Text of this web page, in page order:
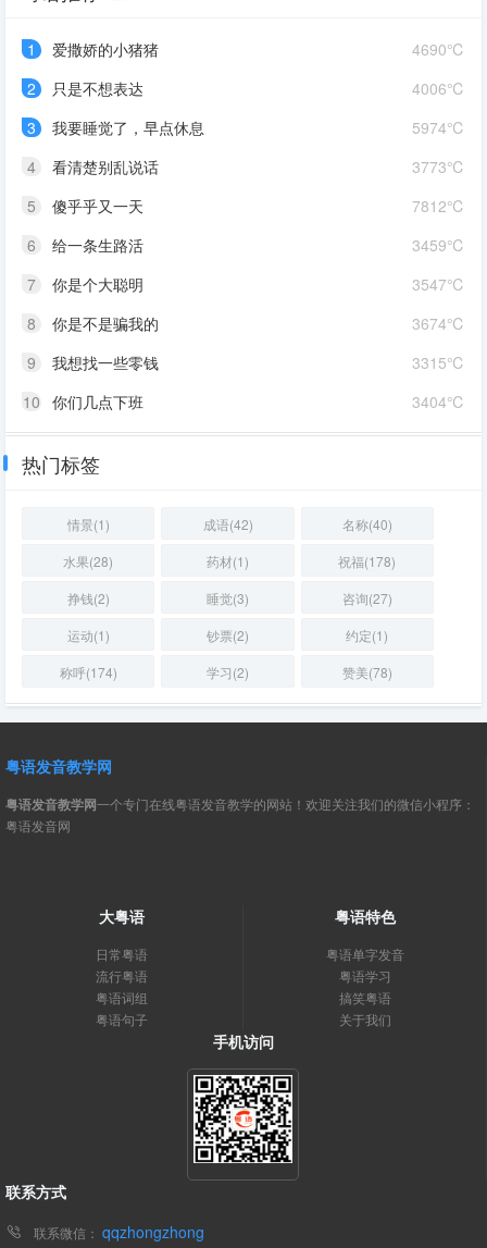
4690℃
1
爱撒娇的小猪猪
4006℃
2
只是不想表达
5974℃
3
我要睡觉了，早点休息
3773℃
4
看清楚别乱说话
7812℃
5
傻乎乎又一天
3459℃
6
给一条生路活
3547℃
7
你是个大聪明
3674℃
8
你是不是骗我的
3315℃
9
我想找一些零钱
3404℃
10 你们几点下班
热门标签
情景(1) 成语(42)
名称(40)
水果(28)
药材(1)
祝福(178)
挣钱(2)
睡觉(3)
咨询(27)
运动(1)
钞票(2)
约定(1)
称呼(174)
学习(2) 赞美(78)
粤语发音教学网
粤语发音教学网一个专门在线粤语发音教学的网站！欢迎关注我们的微信小程序：
粤语发音网
大粤语
日常粤语
流行粤语
粤语词组
粤语句子
粤语特色
粤语单字发音
粤语学习
搞笑粤语
关于我们
手机访问
联系方式
联系微信： qqzhongzhong